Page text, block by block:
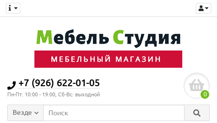
+7 (926) 622-01-05
Пн-Пт: 10:00 - 19:00, Сб-Вс: выходной 0
Везде